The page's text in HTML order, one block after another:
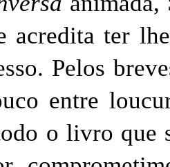
acredita ter
Pelos
entre
o livro que